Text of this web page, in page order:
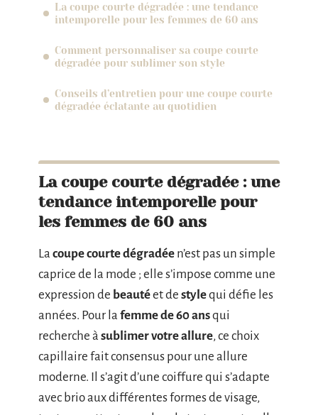
La coupe courte dégradée : une tendance
intemporelle pour les femmes de 60 ans
Comment personnaliser sa coupe courte
dégradée pour sublimer son style
Conseils d’entretien pour une coupe courte
dégradée éclatante au quotidien
La coupe courte dégradée : une
tendance intemporelle pour
les femmes de 60 ans
La coupe courte dégradée n’est pas un simple
caprice de la mode ; elle s’impose comme une
expression de beautéet de stylequi défie les
années. Pour la femme de 60 ansqui
recherche à sublimer votre allure, ce choix
capillaire fait consensus pour une allure
moderne. Il s’agit d’une coiffure qui s’adapte
avec brio aux différentes formes de visage,